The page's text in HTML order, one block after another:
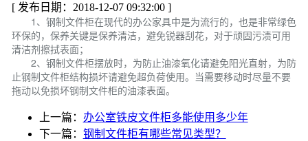
[ 发布日期：2018-12-07 09:32:00 ]
1、钢制文件柜在现代的办公家具中是为流行的，也是非常绿色
环保的，保养关键是保养清洁，避免锐器刮花，对于顽固污渍可用
清洁剂擦拭表面；
2、钢制文件柜摆放时，为防止油漆氧化请避免阳光直射，为防
止钢制文件柜结构损坏请避免超负荷使用。当需要移动时尽量不要
拖动以免损坏钢制文件柜的油漆表面。
上一篇： 办公室铁皮文件柜多能使用多少年
下一篇： 钢制文件柜有哪些常见类型？